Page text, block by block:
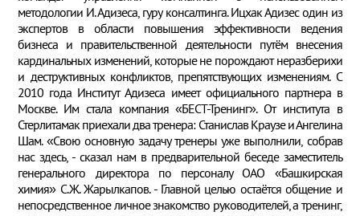
методологии И. Адизеса, гуру консалтинга. Ицхак Адизес один из
экспертов в области повышения эффективности ведения
бизнеса и правительственной деятельности путём внесения
кардинальных изменений, которые не порождают неразберихи
и деструктивных конфликтов, препятствующих изменениям. С
2010 года Институт Адизеса имеет официального партнера в
Москве. Им стала компания «БЕСТ-Тренинг». От института в
Стерлитамак приехали два тренера: Станислав Краузе и Ангелина
Шам. «Свою основную задачу тренеры уже выполнили, собрав
нас здесь, - сказал нам в предварительной беседе заместитель
генерального директора по персоналу ОАО «Башкирская
химия» С.Ж. Жарылкапов. - Главной целью остаётся общение и
непосредственное личное знакомство руководителей, а тренинг,